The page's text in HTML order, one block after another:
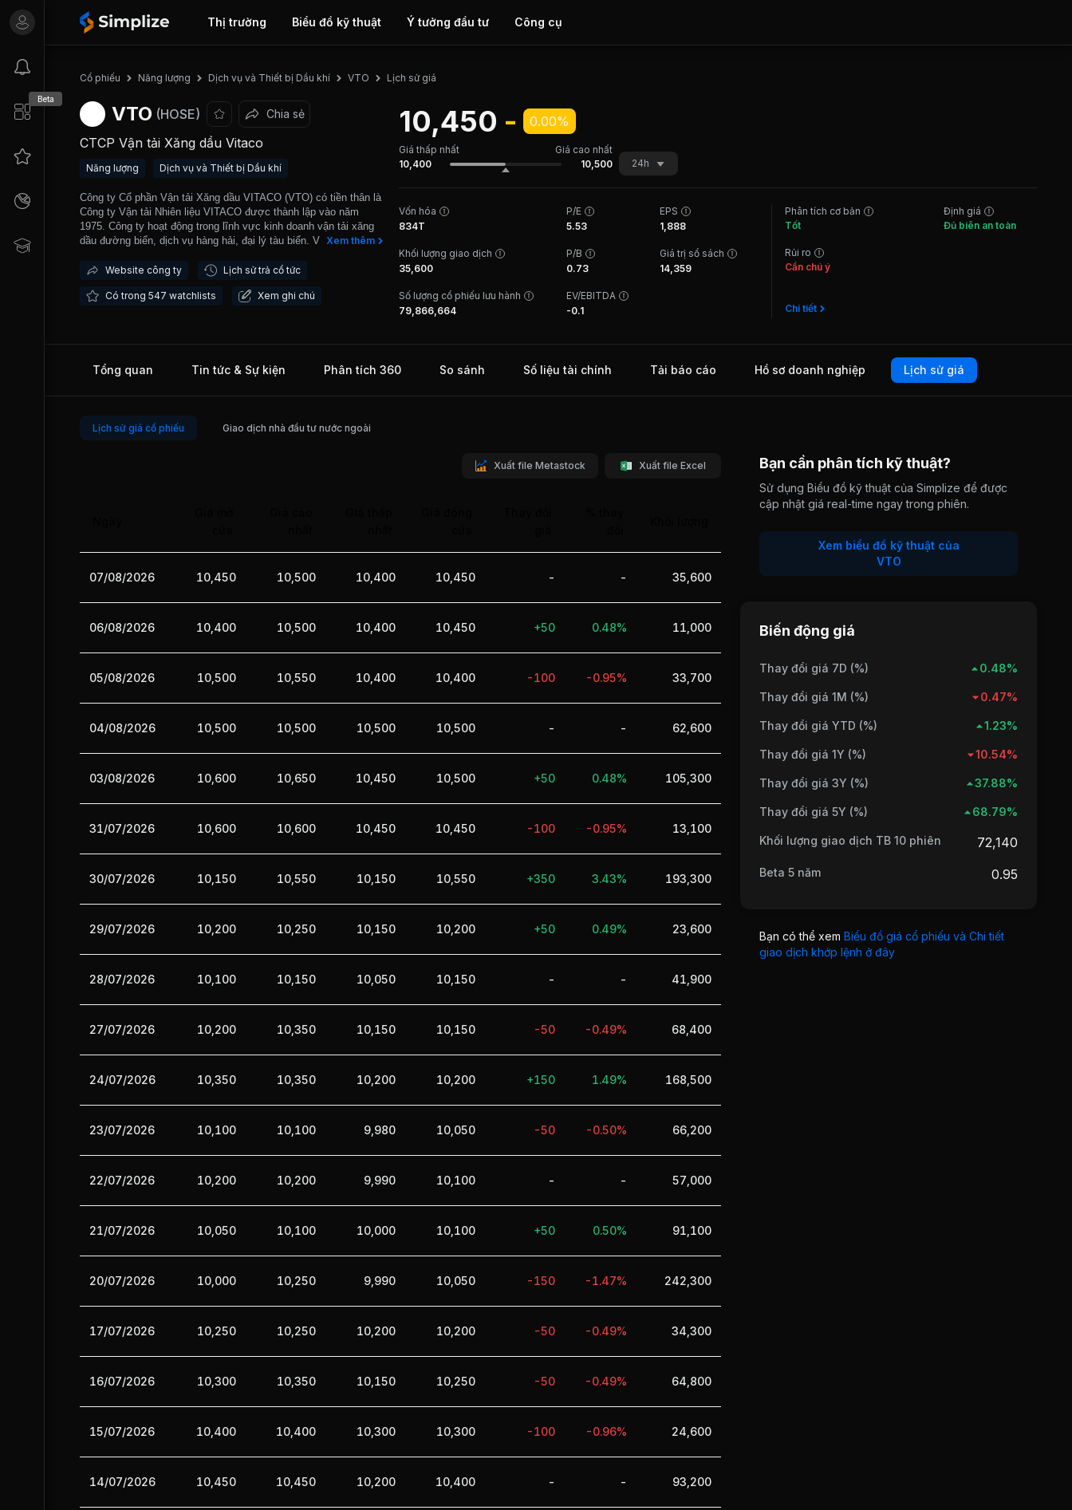
Thị trường Biểu đồ kỹ thuật Ý tưởng đầu tư Công cụ
Beta
Cổ phiếu Năng lượng Dịch vụ và Thiết bị Dầu khí VTO Lịch sử giá
VTO (HOSE) Chia sẻ
CTCP Vận tải Xăng dầu Vitaco
Năng lượng Dịch vụ và Thiết bị Dầu khí
Công ty Cổ phần Vận tải Xăng dầu VITACO (VTO) có tiền thân là
Công ty Vận tải Nhiên liệu VITACO được thành lập vào năm
1975. Công ty hoạt động trong lĩnh vực kinh doanh vận tải xăng
dầu đường biển, dịch vụ hàng hải, đại lý tàu biển. VTO chính
ty sở hữu đội tàu vận chuyển xăng dầu với tổng trọng tải 143.239
toàn quốc, tương đương với 66% thị phần vận tải của
Xem thêm
Website công ty Lịch sử trả cổ tức
Có trong 547 watchlists Xem ghi chú
10,450 - 0.00%
Giá thấp nhất
Giá cao nhất
10,400
10,500 24h
Vốn hóa
834T
P/E
5.53
EPS
1,888
Khối lượng giao dịch
35,600
P/B
0.73
Giá trị sổ sách
14,359
Số lượng cổ phiếu lưu hành
79,866,664
EV/EBITDA
-0.1
Phân tích cơ bản
Tốt
Rủi ro
Cần chú ý
Chi tiết
Định giá
Đủ biên an toàn
Tổng quan Tin tức & Sự kiện Phân tích 360 So sánh Số liệu tài chính Tải báo cáo Hồ sơ doanh nghiệp Lịch sử giá
Lịch sử giá cổ phiếu Giao dịch nhà đầu tư nước ngoài
Xuất file Metastock Xuất file Excel
07/08/2026 10,450 10,500 10,400 10,450 - - 35,600
06/08/2026 10,400 10,500 10,400 10,450 +50 0.48% 11,000
05/08/2026 10,500 10,550 10,400 10,400 -100 -0.95% 33,700
04/08/2026 10,500 10,500 10,500 10,500 - - 62,600
03/08/2026 10,600 10,650 10,450 10,500 +50 0.48% 105,300
31/07/2026 10,600 10,600 10,450 10,450 -100 -0.95% 13,100
30/07/2026 10,150 10,550 10,150 10,550 +350 3.43% 193,300
29/07/2026 10,200 10,250 10,150 10,200 +50 0.49% 23,600
28/07/2026 10,100 10,150 10,050 10,150 - - 41,900
27/07/2026 10,200 10,350 10,150 10,150 -50 -0.49% 68,400
24/07/2026 10,350 10,350 10,200 10,200 +150 1.49% 168,500
23/07/2026 10,100 10,100 9,980 10,050 -50 -0.50% 66,200
22/07/2026 10,200 10,200 9,990 10,100 - - 57,000
21/07/2026 10,050 10,100 10,000 10,100 +50 0.50% 91,100
20/07/2026 10,000 10,250 9,990 10,050 -150 -1.47% 242,300
17/07/2026 10,250 10,250 10,200 10,200 -50 -0.49% 34,300
16/07/2026 10,300 10,350 10,150 10,250 -50 -0.49% 64,800
15/07/2026 10,400 10,400 10,300 10,300 -100 -0.96% 24,600
14/07/2026 10,450 10,450 10,200 10,400 - - 93,200
Bạn cần phân tích kỹ thuật?
Sử dụng Biểu đồ kỹ thuật của Simplize để được
cập nhật giá real-time ngay trong phiên.
Xem biểu đồ kỹ thuật của
VTO
Biến động giá
Thay đổi giá 7D (%) 0.48%
Thay đổi giá 1M (%) 0.47%
Thay đổi giá YTD (%) 1.23%
Thay đổi giá 1Y (%) 10.54%
Thay đổi giá 3Y (%) 37.88%
Thay đổi giá 5Y (%) 68.79%
Khối lượng giao dịch TB 10 phiên 72,140
Beta 5 năm 0.95
Bạn có thể xem Biểu đồ giá cổ phiếu và Chi tiết
giao dịch khớp lệnh ở đây